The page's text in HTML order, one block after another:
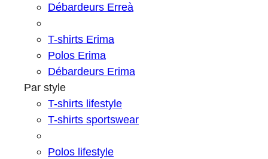
Débardeurs Erreà
T-shirts Erima
Polos Erima
Débardeurs Erima
Par style
T-shirts lifestyle
T-shirts sportswear
Polos lifestyle